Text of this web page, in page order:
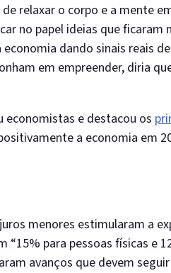
relaxar o corpo e a mente
no papel ideias que ficaram
dando sinais reais
em empreender, diria
economistas e destacou os
a economia em
menores estimularam a
para pessoas físicas e
avanços que devem